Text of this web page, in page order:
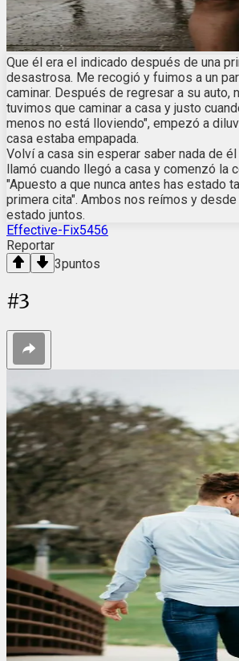
Que él era el indicado después de una
desastrosa. Me recogió y fuimos a un
caminar. Después de regresar a su auto,
tuvimos que caminar a casa y justo
menos no está lloviendo", empezó a
casa estaba empapada.
Volví a casa sin esperar saber nada de
llamó cuando llegó a casa y comenzó la
"Apuesto a que nunca antes has estado
primera cita". Ambos nos reímos y
estado juntos.
Effective-Fix5456
Reportar
3puntos
#3